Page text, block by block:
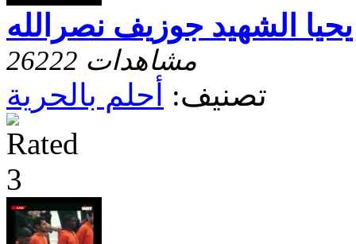
يحيا الشهيد جوزيف نصرالله
26222 مشاهدات
تصنيف: أحلم بالحرية